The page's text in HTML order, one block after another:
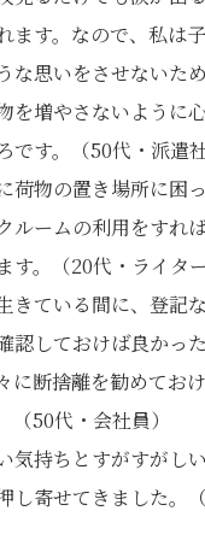
ます。なので、私は
な思いをさせないた
を増やさないように
です。（50代・派遣社
荷物の置き場所に困
ルームの利用をすれ
す。（20代・ライター
きている間に、登記
認しておけば良かっ
に断捨離を勧めてお
（50代・会社員）
気持ちとすがすがし
し寄せてきました。